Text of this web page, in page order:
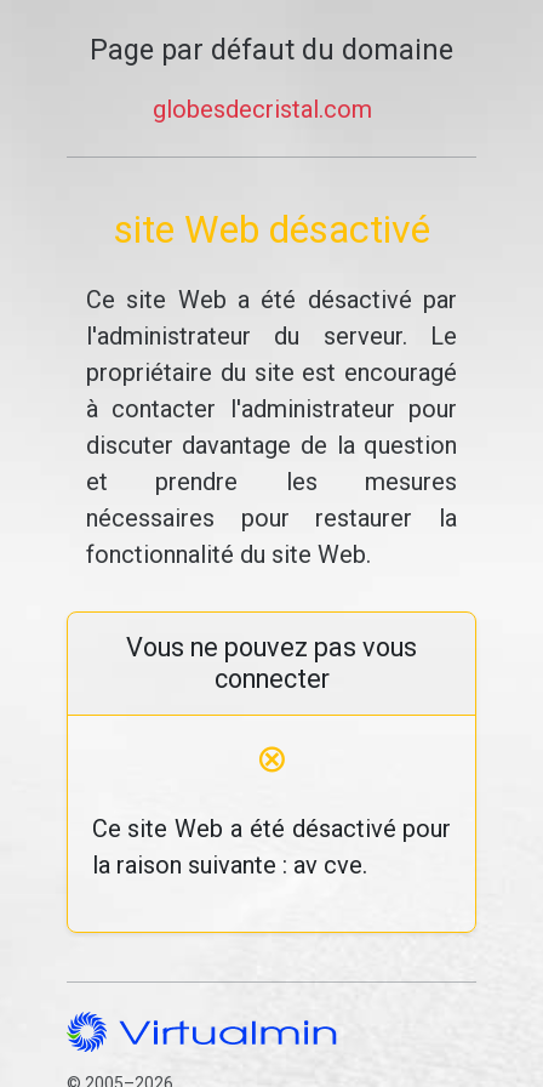
Page par défaut du domaine
globesdecristal.com
site Web désactivé
Ce site Web a été désactivé par
l'administrateur du serveur. Le
propriétaire du site est encouragé
à contacter l'administrateur pour
discuter davantage de la question
et prendre les mesures
nécessaires pour restaurer la
fonctionnalité du site Web.
Vous ne pouvez pas vous
connecter
⊗
Ce site Web a été désactivé pour
la raison suivante : av cve.